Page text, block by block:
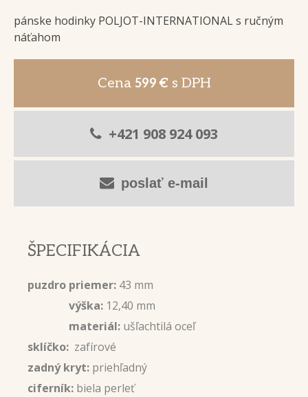
pánske hodinky POLJOT-INTERNATIONAL s ručným
náťahom
Cena 599 € s DPH
+421 908 924 093
poslať e-mail
ŠPECIFIKÁCIA
puzdro priemer: 43 mm
výška: 12,40 mm
materiál: ušľachtilá oceľ
sklíčko: zafírové
zadný kryt: priehľadný
ciferník: biela perleť